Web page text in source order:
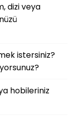
dizi veya
istersiniz?
hobileriniz